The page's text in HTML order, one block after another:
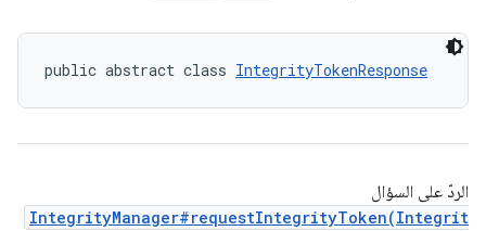
public abstract class IntegrityTokenResponse
الردّ على السؤال
IntegrityManager#requestIntegrityToken(Integrit